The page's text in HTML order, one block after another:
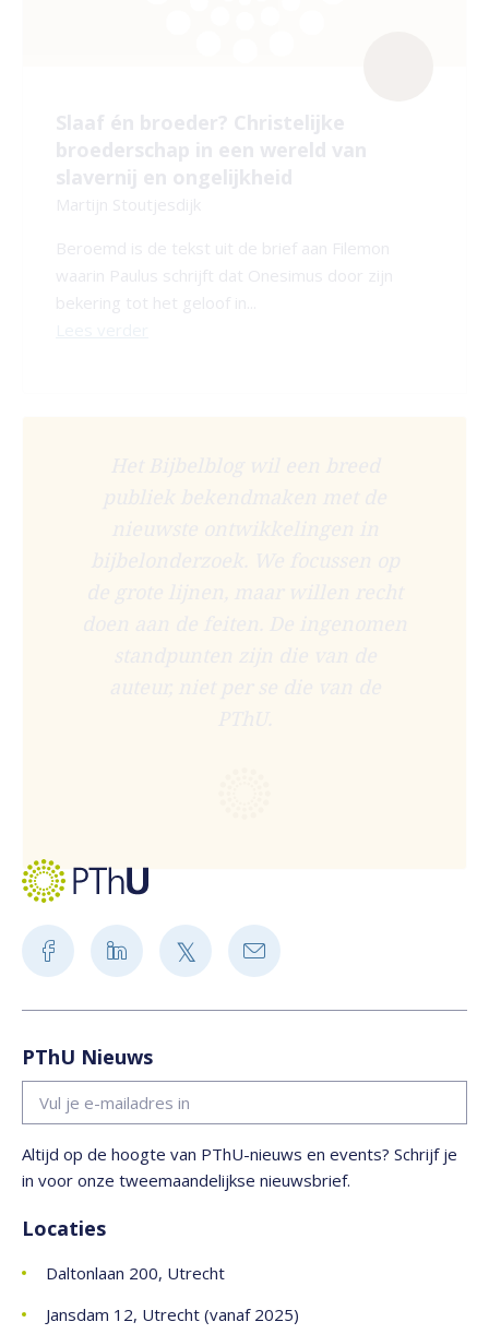
PThU Nieuws
Altijd op de hoogte van PThU-nieuws en events? Schrijf je
in voor onze tweemaandelijkse nieuwsbrief.
Locaties
Daltonlaan 200, Utrecht
Jansdam 12, Utrecht (vanaf 2025)